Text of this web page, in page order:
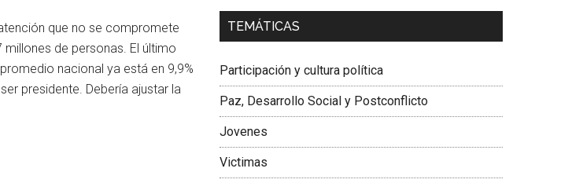
que no se compromete
de personas. El último
nacional ya está en 9,9%
presidente. Debería ajustar la
Dra. Carolina Corcho Mejía,
Latinoamericana Sur, Vicepresidenta Federación
TEMÁTICAS
Participación y cultura política
Paz, Desarrollo Social y Postconflicto
Jovenes
Victimas